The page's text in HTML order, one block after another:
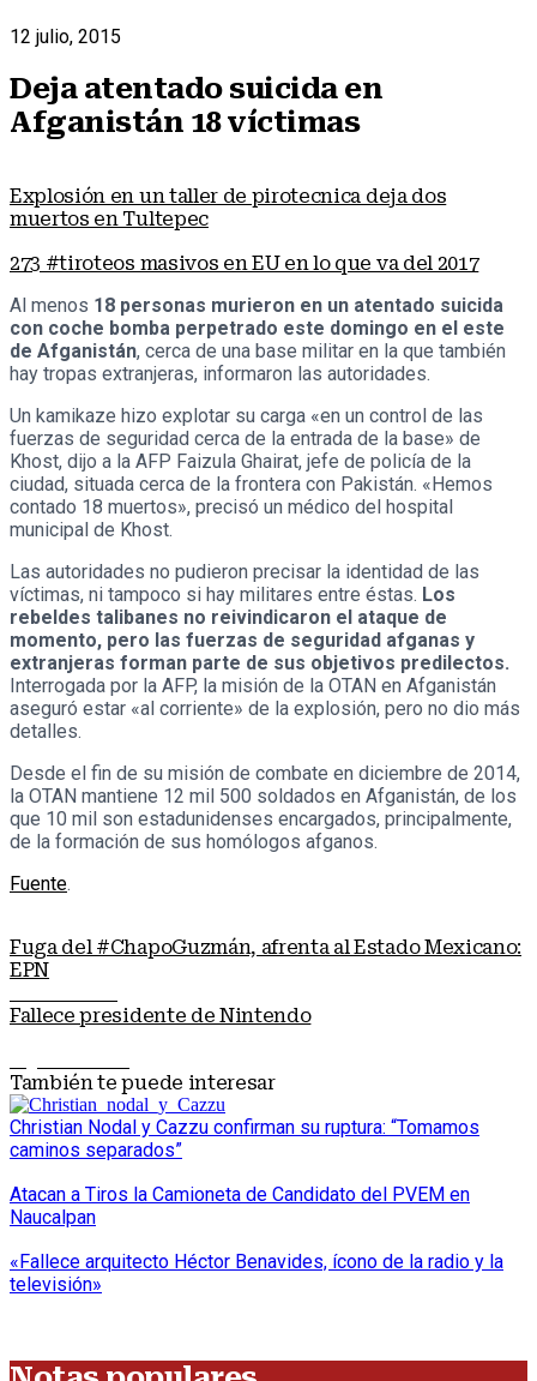
12 julio, 2015
Deja atentado suicida en
Afganistán 18 víctimas
Explosión en un taller de pirotecnica deja dos
muertos en Tultepec
273 #tiroteos masivos en EU en lo que va del 2017
Al menos 18 personas murieron en un atentado suicida
con coche bomba perpetrado este domingo en el este
de Afganistán, cerca de una base militar en la que también
hay tropas extranjeras, informaron las autoridades.
Un kamikaze hizo explotar su carga «en un control de las
fuerzas de seguridad cerca de la entrada de la base» de
Khost, dijo a la AFP Faizula Ghairat, jefe de policía de la
ciudad, situada cerca de la frontera con Pakistán. «Hemos
contado 18 muertos», precisó un médico del hospital
municipal de Khost.
Las autoridades no pudieron precisar la identidad de las
víctimas, ni tampoco si hay militares entre éstas. Los
rebeldes talibanes no reivindicaron el ataque de
momento, pero las fuerzas de seguridad afganas y
extranjeras forman parte de sus objetivos predilectos.
Interrogada por la AFP, la misión de la OTAN en Afganistán
aseguró estar «al corriente» de la explosión, pero no dio más
detalles.
Desde el fin de su misión de combate en diciembre de 2014,
la OTAN mantiene 12 mil 500 soldados en Afganistán, de los
que 10 mil son estadunidenses encargados, principalmente,
de la formación de sus homólogos afganos.
Fuente.
Fuga del #ChapoGuzmán, afrenta al Estado Mexicano:
EPN
Fallece presidente de Nintendo
También te puede interesar
Christian Nodal y Cazzu confirman su ruptura: “Tomamos
caminos separados”
Atacan a Tiros la Camioneta de Candidato del PVEM en
Naucalpan
«Fallece arquitecto Héctor Benavides, ícono de la radio y la
televisión»